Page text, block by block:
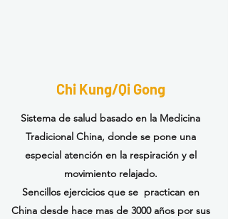
Chi Kung/Qi Gong
Sistema de salud basado en la Medicina
Tradicional China, donde se pone una
especial atenciónen la respiracióny el
movimiento relajado.
Sencillos ejercicios que se practican en
China desde hace mas de 3000 años por sus